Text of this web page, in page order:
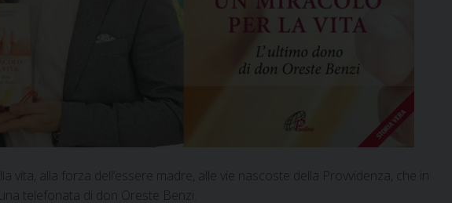
vita, alla forza dell’essere madre, alle vie nascoste della Provvidenza, che in
telefonata di don Oreste Benzi.